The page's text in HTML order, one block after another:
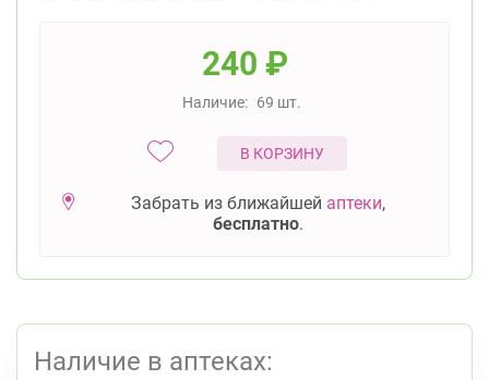
240 ₽
Наличие: 69 шт.
В КОРЗИНУ
Забрать из ближайшей аптеки,
бесплатно.
Наличие в аптеках: